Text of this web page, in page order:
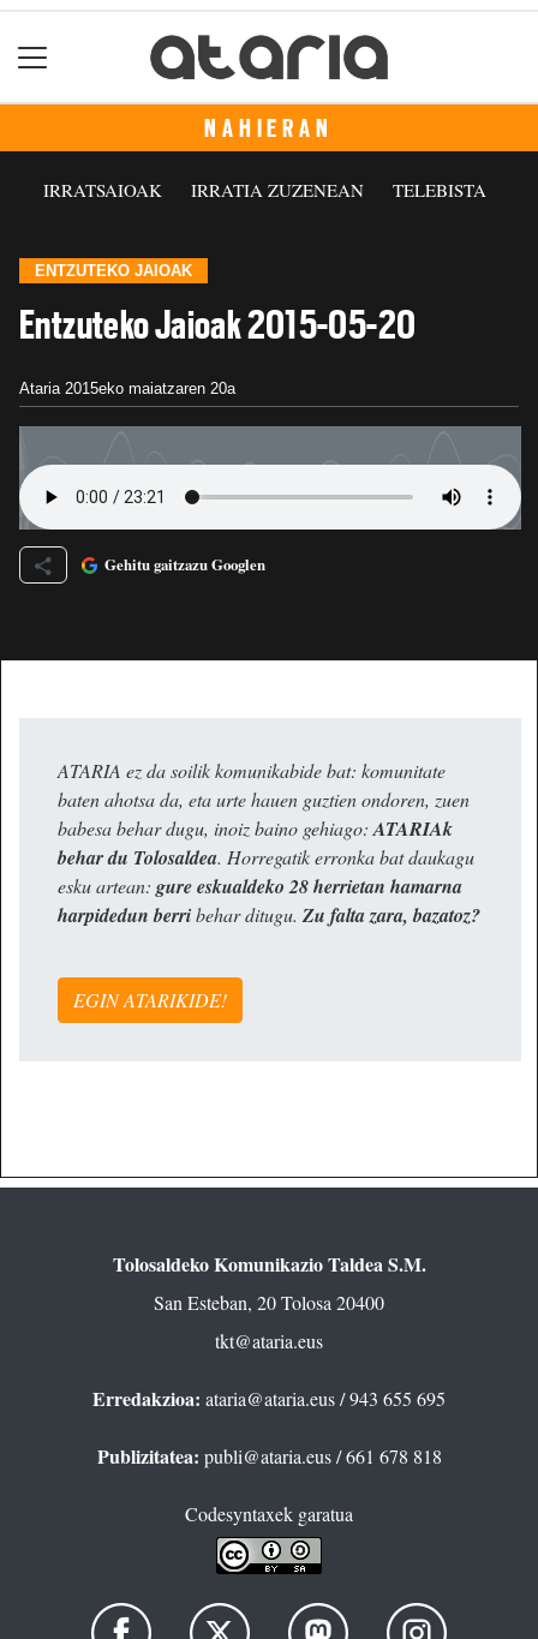
NAHIERAN
IRRATSAIOAK IRRATIA ZUZENEAN TELEBISTA
ENTZUTEKO JAIOAK
Entzuteko Jaioak 2015-05-20
Ataria 2015eko maiatzaren 20a
Gehitu gaitzazu Googlen
ATARIA ez da soilik komunikabide bat: komunitate
baten ahotsa da, eta urte hauen guztien ondoren, zuen
babesa behar dugu, inoiz baino gehiago:ATARIAk
behar du Tolosaldea. Horregatik erronka bat daukagu
esku artean: gure eskualdeko 28 herrietan hamarna
harpidedun berribehar ditugu. Zu falta zara, bazatoz?
EGIN ATARIKIDE!
Tolosaldeko Komunikazio Taldea S.M.
San Esteban, 20 Tolosa 20400
tkt@ataria.eus
Erredakzioa: ataria@ataria.eus/ 943 655 695
Publizitatea: publi@ataria.eus/ 661 678 818
Codesyntaxek garatua